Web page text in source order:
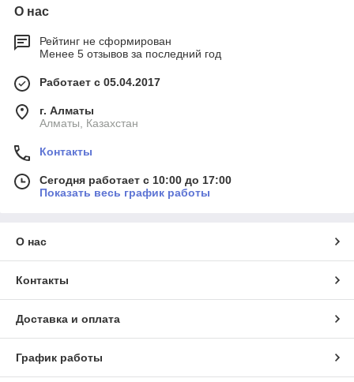
О нас
Рейтинг не сформирован
Менее 5 отзывов за последний год
Работает с 05.04.2017
г. Алматы
Алматы, Казахстан
Контакты
Сегодня работает с 10:00 до 17:00
Показать весь график работы
О нас
Контакты
Доставка и оплата
График работы